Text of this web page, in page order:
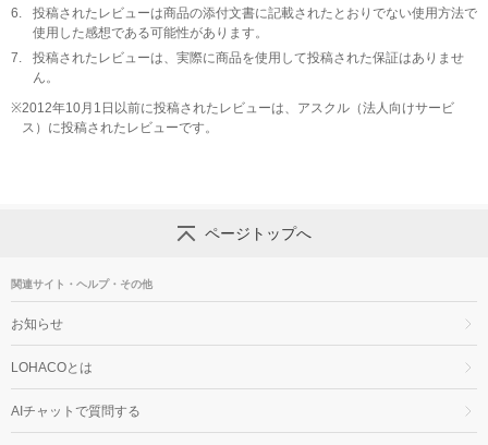
6.
投稿されたレビューは商品の添付文書に記載されたとおりでない使用方法で
使用した感想である可能性があります。
7.
投稿されたレビューは、実際に商品を使用して投稿された保証はありませ
ん。
※2012年10月1日以前に投稿されたレビューは、アスクル（法人向けサービ
ス）に投稿されたレビューです。
ページトップへ
関連サイト・ヘルプ・その他
お知らせ
LOHACOとは
AIチャットで質問する